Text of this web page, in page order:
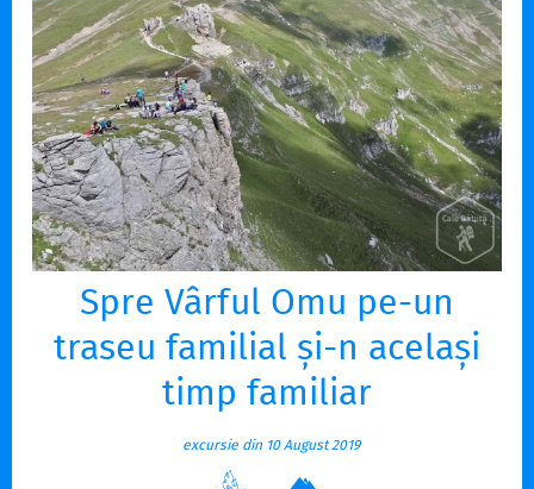
Spre Vârful Omu pe-un
traseu familial și-n același
timp familiar
excursie din 10 August 2019